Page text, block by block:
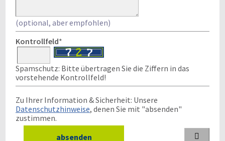
(optional, aber empfohlen)
Kontrollfeld*
Spamschutz: Bitte übertragen Sie die Ziffern in das
vorstehende Kontrollfeld!
Zu Ihrer Information & Sicherheit: Unsere
Datenschutzhinweise, denen Sie mit "absenden"
zustimmen.
